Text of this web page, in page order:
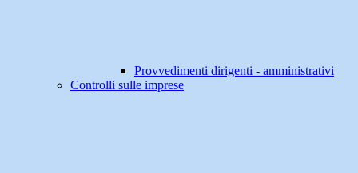
Provvedimenti dirigenti - amministrativi
Controlli sulle imprese